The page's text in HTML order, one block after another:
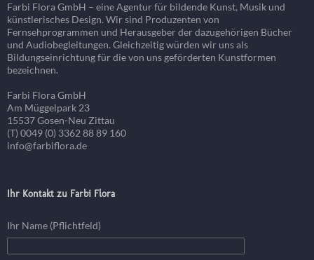
Farbi Flora GmbH – eine Agentur für bildende Kunst, Musik und
künstlerisches Design. Wir sind Produzenten von
Fernsehprogrammen und Herausgeber der dazugehörigen Bücher
und Audiobegleitungen. Gleichzeitig würden wir uns als
Bildungseinrichtung für die von uns geförderten Kunstformen
bezeichnen.
Farbi Flora GmbH
Am Müggelpark 23
15537 Gosen-Neu Zittau
(T) 0049 (0) 3362 88 89 160
info@farbiflora.de
Ihr Kontakt zu Farbi Flora
Ihr Name (Pflichtfeld)